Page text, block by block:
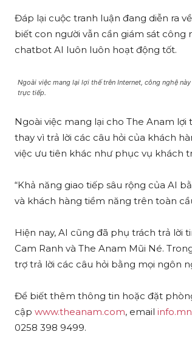
Đáp lại cuộc tranh luận đang diễn ra
biết con người vẫn cần giám sát
chatbot AI luôn luôn hoạt động tốt.
Ngoài việc mang lại lợi thế trên Internet, công nghệ
trực tiếp.
Ngoài việc mang lại cho The Anam
thay vì trả lời các câu hỏi của khách
việc ưu tiên khác như phục vụ khách
“Khả năng giao tiếp sâu rộng của AI
và khách hàng tiềm năng trên toàn
Hiện nay, AI cũng đã phụ trách trả lời
Cam Ranh và The Anam Mũi Né.
trợ trả lời các câu hỏi bằng mọi ngôn
Để biết thêm thông tin hoặc đặt
cập www.theanam.com, email
0258 398 9499.